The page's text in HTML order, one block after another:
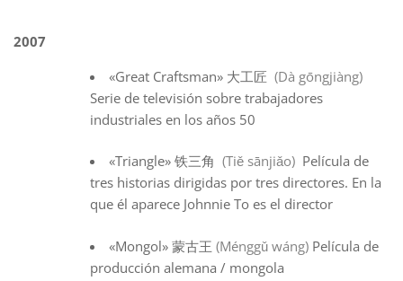
2007
«Great Craftsman» 大工匠 (Dà gōngjiàng)
Serie de televisión sobre trabajadores
industriales en los años 50
«Triangle» 铁三角 (Tiě sānjiǎo) Película de
tres historias dirigidas por tres directores. En la
que él aparece Johnnie To es el director
«Mongol» 蒙古王 (Ménggǔ wáng) Película de
producción alemana / mongola